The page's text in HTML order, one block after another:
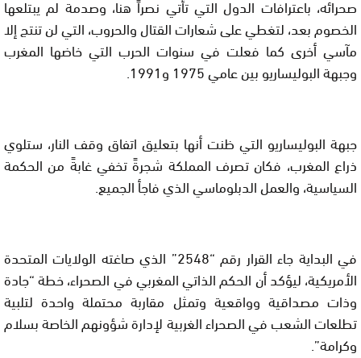
صحرائه، باعترافات الدول التي تأتي نصراً هنا، وصدمة لم يبتلعها
الخصوم بعد، لتغطي على شعارات القتال والحروب، التي لن تنتج إلا
مآسي أخرى كما فعلت في سنوات الحرب التي خاضها المغرب
وجبهة البوليساريو بين عامي 1975 و1991.
جبهة البوليساريو التي ظنت أنها بتعليق اتفاق وقف النار، ستلوي
ذراع المغرب، فكان تصرف المملكة شجرةً تخفي غابةً من الحكمة
السياسية، والعمل الدبلوماسي الذي فاجأ الجميع.
في البداية جاء القرار رقم “2548” الذي صاغته الولايات المتحدة
الأمريكية، ليؤكد أن الحكم الذاتي المغربي في الصحراء، خطة “جادة
وذات مصداقية وواقعية وتمثل مقاربة محتملة واحدة لتلبية
تطلعات الشعب في الصحراء الغربية لإدارة شؤونهم الخاصة بسلام
وكرامة”.